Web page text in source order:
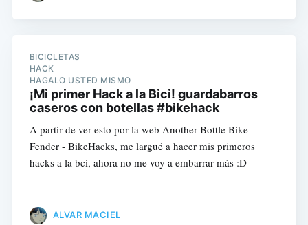
BICICLETAS
HACK
HAGALO USTED MISMO
¡Mi primer Hack a la Bici! guardabarros
caseros con botellas #bikehack
A partir de ver esto por la web Another Bottle Bike
Fender - BikeHacks, me largué a hacer mis primeros
hacks a la bci, ahora no me voy a embarrar más :D
ALVAR MACIEL